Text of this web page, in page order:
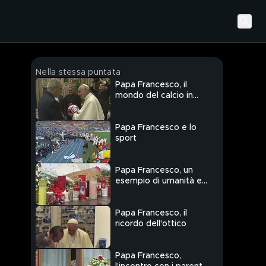
Nella stessa puntata
Papa Francesco, il
mondo del calcio in
Papa Francesco e lo
sport
Papa Francesco, un
esempio di umanità e
Papa Francesco, il
ricordo dell'ottico
Papa Francesco,